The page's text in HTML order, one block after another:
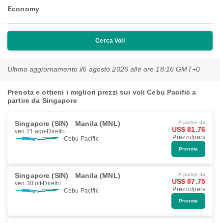
Economy
Cerca Voli
Ultimo aggiornamento il6 agosto 2026 alle ore 18:16 GMT+0
Prenota e ottieni i migliori prezzi sui voli Cebu Pacific a
partire da Singapore
Singapore (SIN) Manila (MNL)
ven 21 ago Diretto
Cebu Pacific
A partire da
US$ 81.76
Prezzo/pers
Prenota
Singapore (SIN) Manila (MNL)
ven 30 ott Diretto
Cebu Pacific
A partire da
US$ 87.75
Prezzo/pers
Prenota